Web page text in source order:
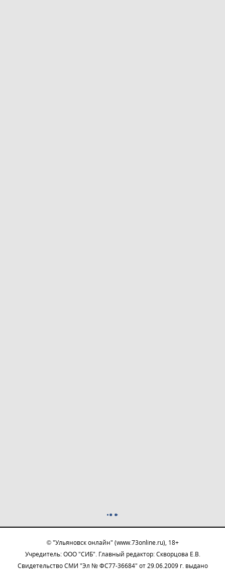
© "Ульяновск онлайн" (www.73online.ru), 18+
Учредитель: ООО "СИБ". Главный редактор: Скворцова Е.В.
Свидетельство СМИ "Эл № ФС77-36684" от 29.06.2009 г. выдано